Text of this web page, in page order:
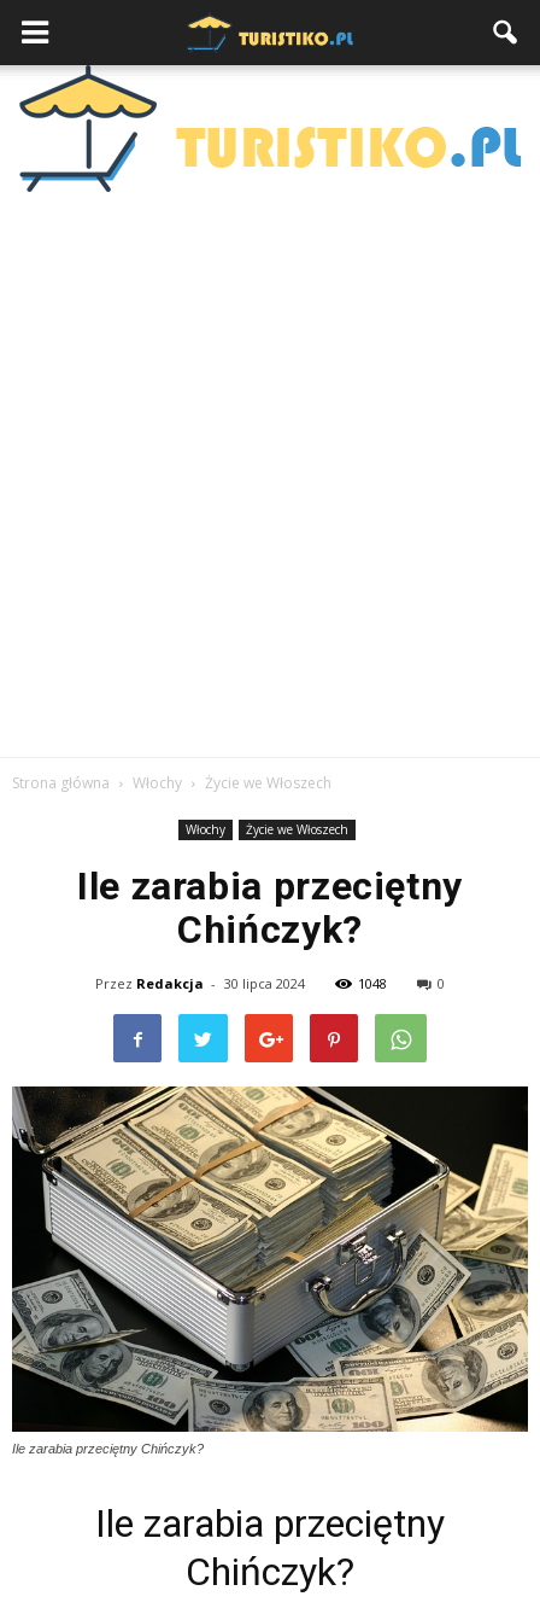
Strona główna Włochy Życie we Włoszech
Włochy Życie we Włoszech
Ile zarabia przeciętny
Chińczyk?
Przez Redakcja - 30 lipca 2024 1048 0
Ile zarabia przeciętny Chińczyk?
Ile zarabia przeciętny
Chińczyk?